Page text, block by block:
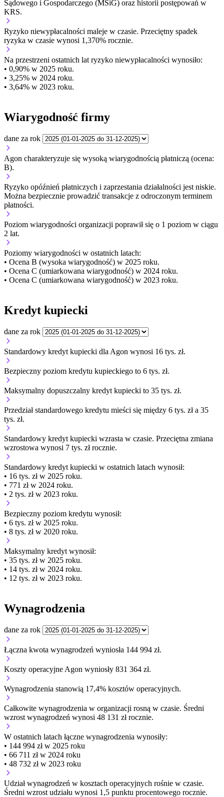
Sądowego i Gospodarczego (MSiG) oraz historii postępowań w
KRS.
Ryzyko niewypłacalności maleje w czasie. Przeciętny spadek
ryzyka w czasie wynosi 1,370% rocznie.
Na przestrzeni ostatnich lat ryzyko niewypłacalności wynosiło:
• 0,90% w 2025 roku.
• 3,25% w 2024 roku.
• 3,64% w 2023 roku.
Wiarygodność firmy
dane za rok
Agon charakteryzuje się wysoką wiarygodnością płatniczą (ocena:
B).
Ryzyko opóźnień płatniczych i zaprzestania działalności jest niskie.
Można bezpiecznie prowadzić transakcje z odroczonym terminem
płatności.
Poziom wiarygodności organizacji poprawił się o 1 poziom w ciągu
2 lat.
Poziomy wiarygodności w ostatnich latach:
• Ocena B (wysoka wiarygodność) w 2025 roku.
• Ocena C (umiarkowana wiarygodność) w 2024 roku.
• Ocena C (umiarkowana wiarygodność) w 2023 roku.
Kredyt kupiecki
dane za rok
Standardowy kredyt kupiecki dla Agon wynosi 16 tys. zł.
Bezpieczny poziom kredytu kupieckiego to 6 tys. zł.
Maksymalny dopuszczalny kredyt kupiecki to 35 tys. zł.
Przedział standardowego kredytu mieści się między 6 tys. zł a 35
tys. zł.
Standardowy kredyt kupiecki wzrasta w czasie. Przeciętna zmiana
wzrostowa wynosi 7 tys. zł rocznie.
Standardowy kredyt kupiecki w ostatnich latach wynosił:
• 16 tys. zł w 2025 roku.
• 771 zł w 2024 roku.
• 2 tys. zł w 2023 roku.
Bezpieczny poziom kredytu wynosił:
• 6 tys. zł w 2025 roku.
• 8 tys. zł w 2020 roku.
Maksymalny kredyt wynosił:
• 35 tys. zł w 2025 roku.
• 14 tys. zł w 2024 roku.
• 12 tys. zł w 2023 roku.
Wynagrodzenia
dane za rok
Łączna kwota wynagrodzeń wyniosła 144 994 zł.
Koszty operacyjne Agon wyniosły 831 364 zł.
Wynagrodzenia stanowią 17,4% kosztów operacyjnych.
Całkowite wynagrodzenia w organizacji rosną w czasie. Średni
wzrost wynagrodzeń wynosi 48 131 zł rocznie.
W ostatnich latach łączne wynagrodzenia wynosiły:
• 144 994 zł w 2025 roku
• 66 711 zł w 2024 roku
• 48 732 zł w 2023 roku
Udział wynagrodzeń w kosztach operacyjnych rośnie w czasie.
Średni wzrost udziału wynosi 1,5 punktu procentowego rocznie.